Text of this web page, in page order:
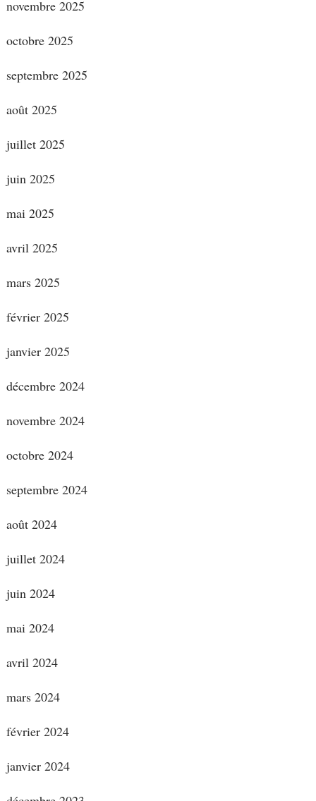
novembre 2025
octobre 2025
septembre 2025
août 2025
juillet 2025
juin 2025
mai 2025
avril 2025
mars 2025
février 2025
janvier 2025
décembre 2024
novembre 2024
octobre 2024
septembre 2024
août 2024
juillet 2024
juin 2024
mai 2024
avril 2024
mars 2024
février 2024
janvier 2024